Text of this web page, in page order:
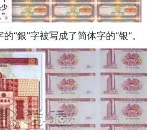
“銀”字被写成了简体字的“银”。